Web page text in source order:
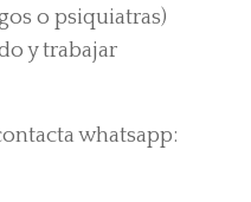
o psiquiatras)
y trabajar
whatsapp: